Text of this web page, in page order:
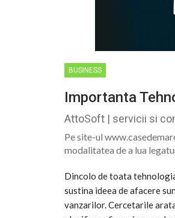
BUSINESS
Importanta
AttoSoft | servicii si
Pe site-ul
modalitatea de a lua
Dincolo de toata
sustina ideea de afacere
vanzarilor. Cercetarile